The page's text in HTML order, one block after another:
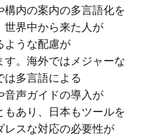
構内の​案内の​多言語化を​
世界中から​来た​人が​
ような​配慮が​
す。​海外では​メジャーな​
は​多言語に​よる​
音声ガイドの​導入が​
も​あり、​日本も​ツールを​
レスな​対応の​必要性が​